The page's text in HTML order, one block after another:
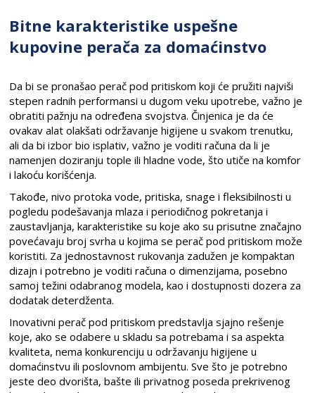
Bitne karakteristike uspešne
kupovine perača za domaćinstvo
Da bi se pronašao perač pod pritiskom koji će pružiti najviši
stepen radnih performansi u dugom veku upotrebe, važno je
obratiti pažnju na određena svojstva. Činjenica je da će
ovakav alat olakšati održavanje higijene u svakom trenutku,
ali da bi izbor bio isplativ, važno je voditi računa da li je
namenjen doziranju tople ili hladne vode, što utiče na komfor
i lakoću korišćenja.
Takođe, nivo protoka vode, pritiska, snage i fleksibilnosti u
pogledu podešavanja mlaza i periodičnog pokretanja i
zaustavljanja, karakteristike su koje ako su prisutne značajno
povećavaju broj svrha u kojima se perač pod pritiskom može
koristiti. Za jednostavnost rukovanja zadužen je kompaktan
dizajn i potrebno je voditi računa o dimenzijama, posebno
samoj težini odabranog modela, kao i dostupnosti dozera za
dodatak deterdženta.
Inovativni perač pod pritiskom predstavlja sjajno rešenje
koje, ako se odabere u skladu sa potrebama i sa aspekta
kvaliteta, nema konkurenciju u održavanju higijene u
domaćinstvu ili poslovnom ambijentu. Sve što je potrebno
jeste deo dvorišta, bašte ili privatnog poseda prekrivenog